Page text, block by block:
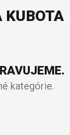
KUBOTA
kategórie.